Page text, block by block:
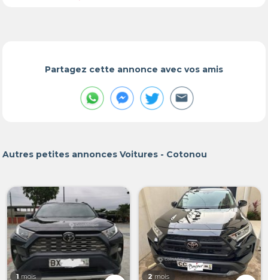
Partagez cette annonce avec vos amis
Autres petites annonces Voitures - Cotonou
1 mois 2 mois